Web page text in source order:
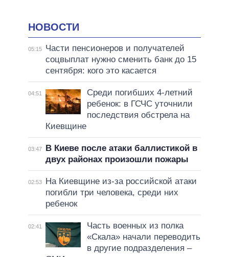
НОВОСТИ
05:15
Части пенсионеров и получателей
соцвыплат нужно сменить банк до 15
сентября: кого это касается
04:51
Среди погибших 4-летний
ребенок: в ГСЧС уточнили
последствия обстрела на
Киевщине
03:47
В Киеве после атаки баллистикой в
двух районах произошли пожары
02:53
На Киевщине из-за российской атаки
погибли три человека, среди них
ребенок
02:41
Часть военных из полка
«Скала» начали переводить
в другие подразделения –